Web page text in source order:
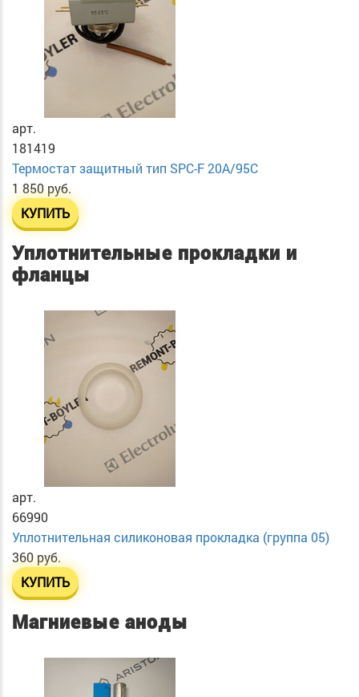
арт.
181419
Термостат защитный тип SPC-F 20A/95C
1 850 руб.
КУПИТЬ
Уплотнительные прокладки и
фланцы
арт.
66990
Уплотнительная силиконовая прокладка (группа 05)
360 руб.
КУПИТЬ
Магниевые аноды